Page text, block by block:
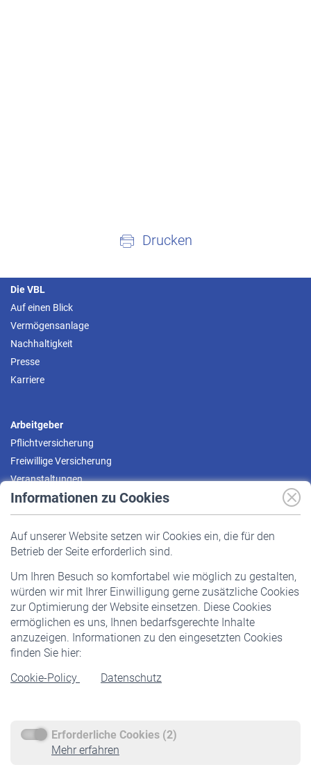
Informationen zu Cookies
Auf unserer Website setzen wir Cookies ein, die für den
Betrieb der Seite erforderlich sind.
Um Ihren Besuch so komfortabel wie möglich zu gestalten,
würden wir mit Ihrer Einwilligung gerne zusätzliche Cookies
zur Optimierung der Website einsetzen. Diese Cookies
ermöglichen es uns, Ihnen bedarfsgerechte Inhalte
anzuzeigen. Informationen zu den eingesetzten Cookies
finden Sie hier:
Cookie-Policy
Datenschutz
Erforderliche Cookies (2)
Mehr erfahren
Drucken
Die VBL
Auf einen Blick
Vermögensanlage
Nachhaltigkeit
Presse
Karriere
Arbeitgeber
Pflichtversicherung
Freiwillige Versicherung
Veranstaltungen
Pflichtversicherung
Staatliche Förderung
Veranstaltungen
Rentner
Rentenbeginn
Rente beantragen
Service
Informationen